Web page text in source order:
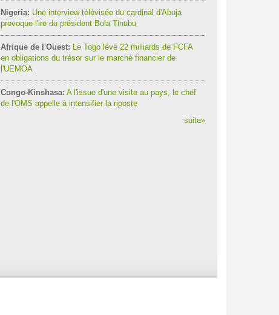
Nigeria: Une interview télévisée du cardinal d'Abuja
provoque l'ire du président Bola Tinubu
Afrique de l'Ouest: Le Togo lève 22 milliards de FCFA
en obligations du trésor sur le marché financier de
l'UEMOA
Congo-Kinshasa: A l'issue d'une visite au pays, le chef
de l'OMS appelle à intensifier la riposte
suite»